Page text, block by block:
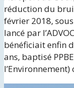
réduction du
février 2018,
lancé par
bénéficiait enfin
ans, baptisé